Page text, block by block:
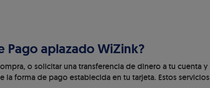
Pago aplazado WiZink?
o solicitar una transferencia de dinero a tu cuenta y
forma de pago establecida en tu tarjeta. Estos servicios